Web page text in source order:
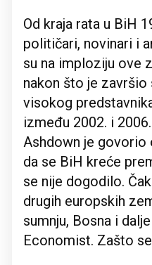
Od kraja rata u BiH
političari, novinari i
su na imploziju ove
nakon što je
visokog
između 2002. i
Ashdown je
da se BiH kreće
se nije dogodilo.
drugih europskih
sumnju, Bosna i
Economist. Zašto